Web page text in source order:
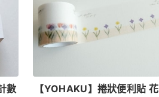
數
【YOHAKU】捲狀便利貼 花